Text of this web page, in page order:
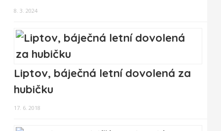
8. 3. 2024
Liptov, báječná letní dovolená za
hubičku
17. 6. 2018